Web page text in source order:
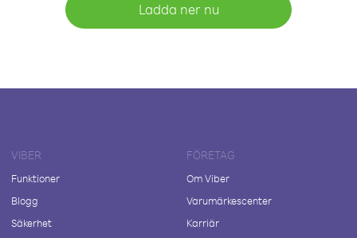
Ladda ner nu
VIBER
Funktioner
Blogg
Säkerhet
FÖRETAG
Om Viber
Varumärkescenter
Karriär